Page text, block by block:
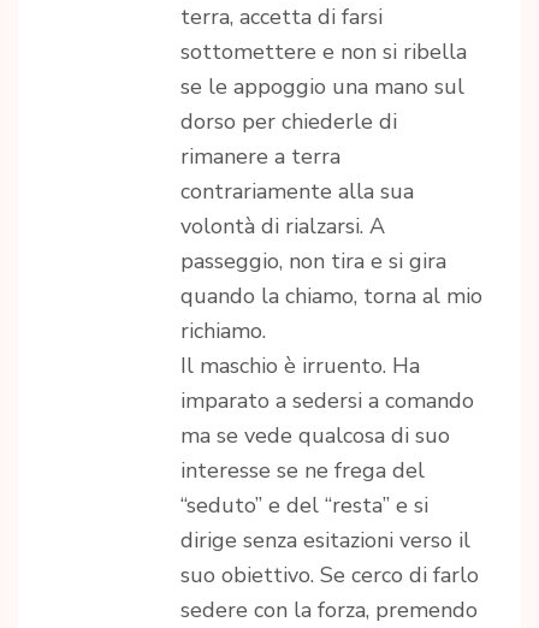
terra, accetta di farsi
sottomettere e non si ribella
se le appoggio una mano sul
dorso per chiederle di
rimanere a terra
contrariamente alla sua
volontà di rialzarsi. A
passeggio, non tira e si gira
quando la chiamo, torna al mio
richiamo.
Il maschio è irruento. Ha
imparato a sedersi a comando
ma se vede qualcosa di suo
interesse se ne frega del
“seduto” e del “resta” e si
dirige senza esitazioni verso il
suo obiettivo. Se cerco di farlo
sedere con la forza, premendo